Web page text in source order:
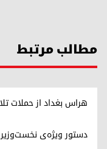
مطالب مرتبط
هراس بغداد از حملات
دستور ویژه‌ی نخست‌وزیر